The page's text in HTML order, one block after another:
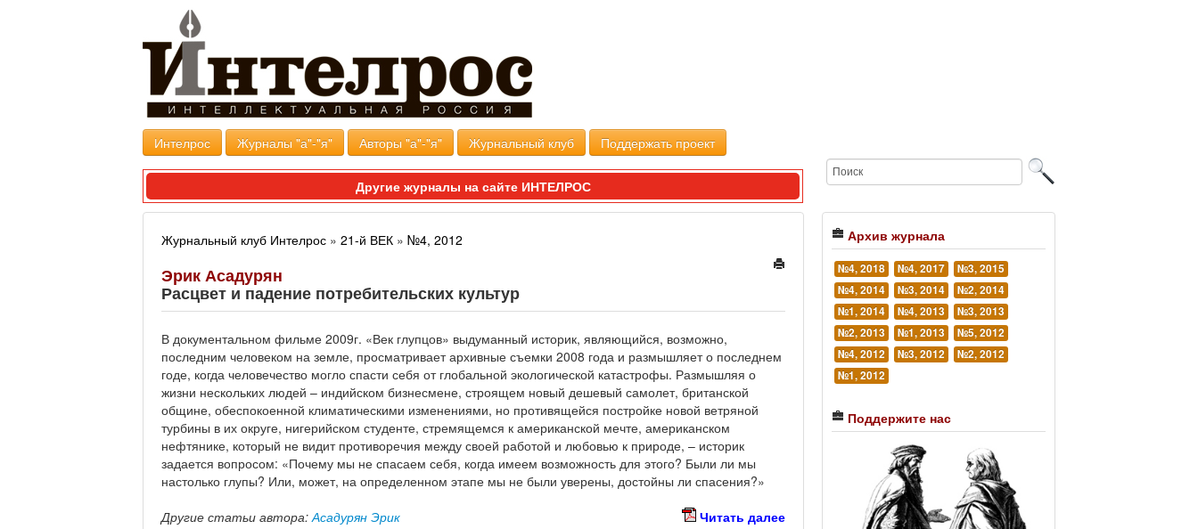
Интелрос Журналы "а"-"я" Авторы "а"-"я" Журнальный клуб Поддержать проект
Другие журналы на сайте ИНТЕЛРОС
Журнальный клуб Интелрос » 21-й ВЕК » №4, 2012
Эрик Асадурян
Расцвет и падение потребительских культур
В документальном фильме 2009г. «Век глупцов» выдуманный историк, являющийся, возможно,
последним человеком на земле, просматривает архивные съемки 2008 года и размышляет о последнем
годе, когда человечество могло спасти себя от глобальной экологической катастрофы. Размышляя о
жизни нескольких людей – индийском бизнесмене, строящем новый дешевый самолет, британской
общине, обеспокоенной климатическими изменениями, но противящейся постройке новой ветряной
турбины в их округе, нигерийском студенте, стремящемся к американской мечте, американском
нефтянике, который не видит противоречия между своей работой и любовью к природе, – историк
задается вопросом: «Почему мы не спасаем себя, когда имеем возможность для этого? Были ли мы
настолько глупы? Или, может, на определенном этапе мы не были уверены, достойны ли спасения?»
Читать далее
Другие статьи автора:Асадурян Эрик
Архив журнала
№4, 2018 №4, 2017
№3, 2015
№4, 2014
№3, 2014
№2, 2014
№1, 2014
№4, 2013
№3, 2013
№2, 2013
№1, 2013
№5, 2012
№4, 2012
№3, 2012
№2, 2012
№1, 2012
Поддержите нас